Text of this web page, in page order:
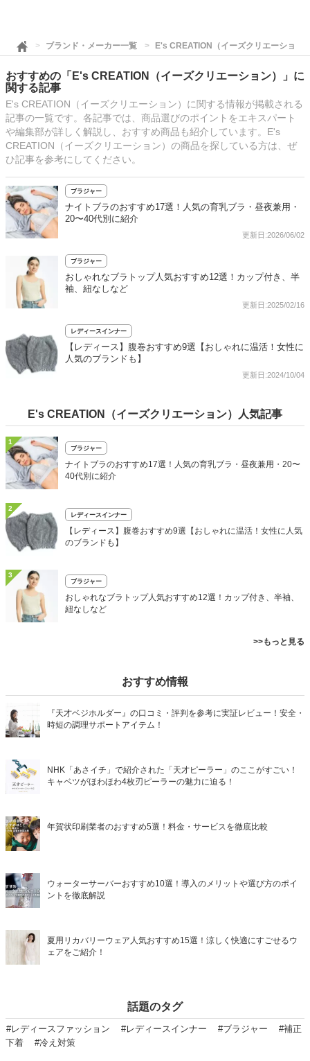
ブランド・メーカー一覧 E's CREATION（イーズクリエーション
おすすめの「E's CREATION（イーズクリエーション）」に
関する記事
E's CREATION（イーズクリエーション）に関する情報が掲載される
記事の一覧です。各記事では、商品選びのポイントをエキスパート
や編集部が詳しく解説し、おすすめ商品も紹介しています。E's
CREATION（イーズクリエーション）の商品を探している方は、ぜ
ひ記事を参考にしてください。
ブラジャー
ナイトブラのおすすめ17選！人気の育乳ブラ・昼夜兼用・
20〜40代別に紹介
更新日:2026/06/02
ブラジャー
おしゃれなブラトップ人気おすすめ12選！カップ付き、半
袖、紐なしなど
更新日:2025/02/16
レディースインナー
【レディース】腹巻おすすめ9選【おしゃれに温活！女性に
人気のブランドも】
更新日:2024/10/04
E's CREATION（イーズクリエーション）人気記事
1
ブラジャー
ナイトブラのおすすめ17選！人気の育乳ブラ・昼夜兼用・20〜
40代別に紹介
2
レディースインナー
【レディース】腹巻おすすめ9選【おしゃれに温活！女性に人気
のブランドも】
3
ブラジャー
おしゃれなブラトップ人気おすすめ12選！カップ付き、半袖、
紐なしなど
>>もっと見る
おすすめ情報
『天才ベジホルダー』の口コミ・評判を参考に実証レビュー！安全・
時短の調理サポートアイテム！
NHK「あさイチ」で紹介された「天才ピーラー」のここがすごい！
キャベツがほわほわ4枚刃ピーラーの魅力に迫る！
年賀状印刷業者のおすすめ5選！料金・サービスを徹底比較
ウォーターサーバーおすすめ10選！導入のメリットや選び方のポイ
ントを徹底解説
夏用リカバリーウェア人気おすすめ15選！涼しく快適にすごせるウ
ェアをご紹介！
話題のタグ
#レディースファッション #レディースインナー #ブラジャー
#補正
下着
#冷え対策